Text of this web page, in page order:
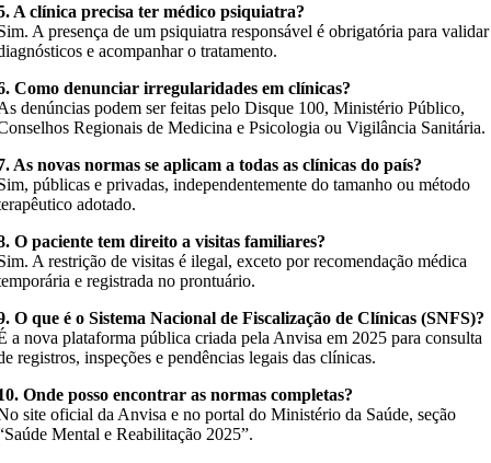
A clínica precisa ter médico psiquiatra?
A presença de um psiquiatra responsável é obrigatória para validar
e acompanhar o tratamento.
Como denunciar irregularidades em clínicas?
denúncias podem ser feitas pelo Disque 100, Ministério Público,
Regionais de Medicina e Psicologia ou Vigilância Sanitária.
As novas normas se aplicam a todas as clínicas do país?
públicas e privadas, independentemente do tamanho ou método
adotado.
O paciente tem direito a visitas familiares?
A restrição de visitas é ilegal, exceto por recomendação médica
e registrada no prontuário.
O que é o Sistema Nacional de Fiscalização de Clínicas (SNFS)?
a nova plataforma pública criada pela Anvisa em 2025 para consulta
registros, inspeções e pendências legais das clínicas.
Onde posso encontrar as normas completas?
site oficial da Anvisa e no portal do Ministério da Saúde, seção
Mental e Reabilitação 2025”.